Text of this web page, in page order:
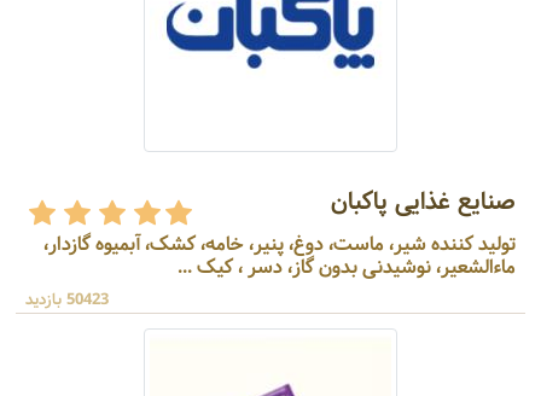
صنایع غذایی پاکبان
تولید کننده شیر، ماست، دوغ، پنیر، خامه، کشک، آبمیوه گازدار،
ماءالشعیر، نوشیدنی بدون گاز، دسر ، کیک ...
50423 بازدید